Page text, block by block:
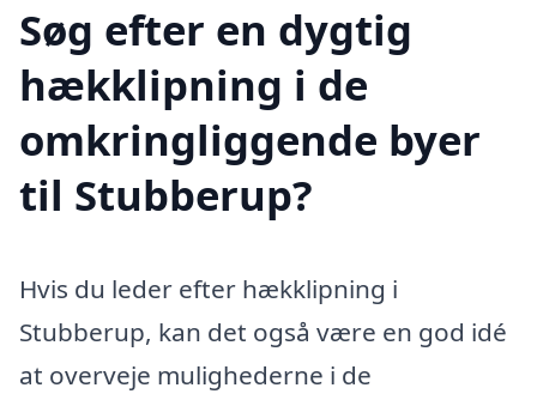
Søg efter en dygtig
hækklipning i de
omkringliggende byer
til Stubberup?
Hvis du leder efter hækklipning i
Stubberup, kan det også være en god idé
at overveje mulighederne i de